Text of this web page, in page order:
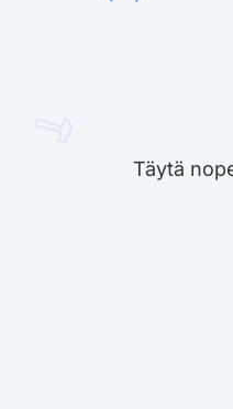
Täytä